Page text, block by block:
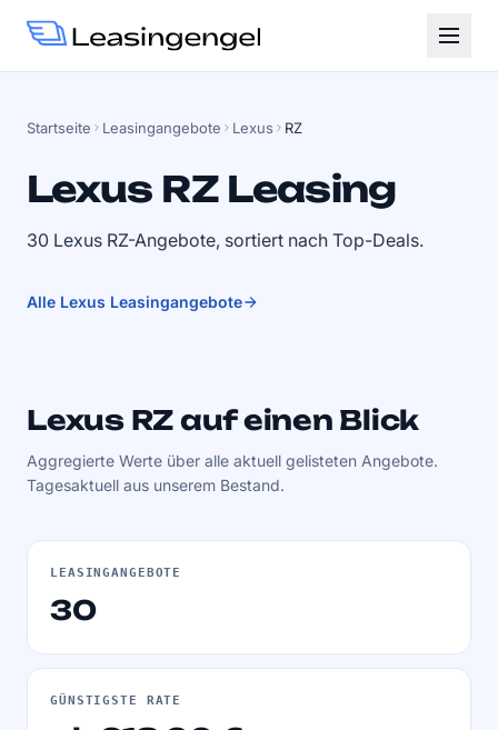
Startseite Leasingangebote Lexus RZ
Lexus RZ Leasing
30 Lexus RZ-Angebote, sortiert nach Top-Deals.
Alle Lexus Leasingangebote
Lexus RZ auf einen Blick
Aggregierte Werte über alle aktuell gelisteten Angebote.
Tagesaktuell aus unserem Bestand.
LEASINGANGEBOTE
30
GÜNSTIGSTE RATE